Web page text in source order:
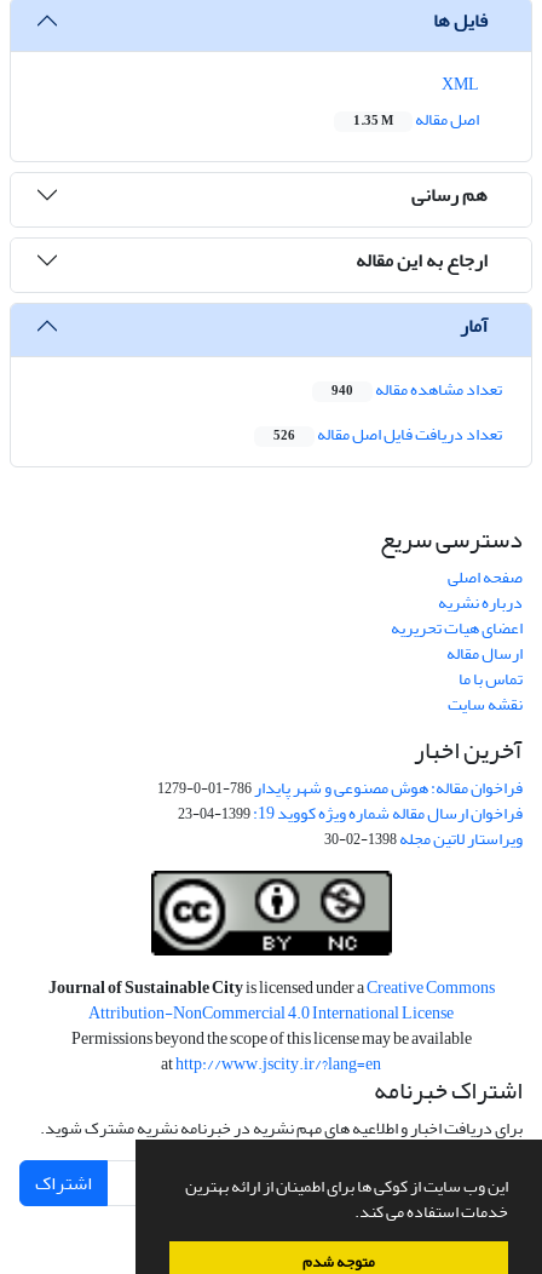
این وب سایت از کوکی ها برای اطمینان از ارائه بهترین
خدمات استفاده می کند.
متوجه شدم
فایل ها
اصل مقاله
1.35 M
هم رسانی
ارجاع به این مقاله
آمار
تعداد مشاهده مقاله 940
تعداد دریافت فایل اصل مقاله 526
دسترسی سریع
صفحه اصلی
درباره نشریه
اعضای هیات تحریریه
ارسال مقاله
تماس با ما
نقشه سایت
آخرین اخبار
فراخوان مقاله: هوش مصنوعی و شهر پایدار786-01-0-1279
فراخوان ارسال مقاله شماره ویژه کووید 19: 1399-04-23
ویراستار لاتین مجله1398-02-30
Journal of Sustainable Cityis licensed under aCreative Commons
Attribution-NonCommercial 4.0 International License
Permissions beyond the scope of this license may be available
athttp://www.jscity.ir/?lang=en
اشتراک خبرنامه
برای دریافت اخبار و اطلاعیه های مهم نشریه در خبرنامه نشریه مشترک شوید.
اشتراک